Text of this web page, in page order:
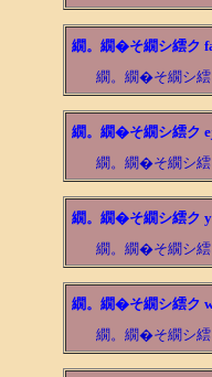
繝。繝�そ繝シ繧ク
繝。繝�そ繝シ繧
繝。繝�そ繝シ繧ク
繝。繝�そ繝シ繧
繝。繝�そ繝シ繧ク
繝。繝�そ繝シ繧
繝。繝�そ繝シ繧ク
繝。繝�そ繝シ繧